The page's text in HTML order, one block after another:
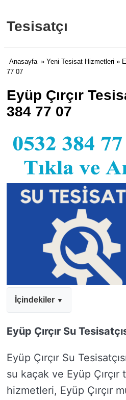
Tesisatçı
Anasayfa » Yeni Tesisat Hizmetleri »
77 07
Eyüp Çırçır
384 77 07
İçindekiler
Eyüp Çırçır Su
Eyüp Çırçır Su
su kaçak ve Eyüp Çırçır
hizmetleri, Eyüp Çırçır